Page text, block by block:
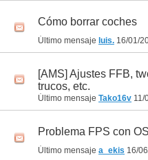
Cómo borrar coches
Último mensaje luis. 16/01/
[AMS] Ajustes FFB,
trucos, etc.
Último mensaje Tako16v 11/
Problema FPS con
Último mensaje a_ekis 16/